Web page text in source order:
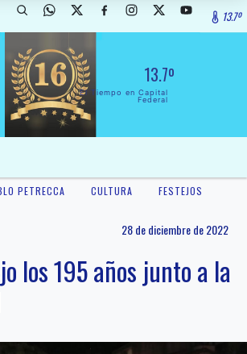
13.7º
13.7º
El Tiempo en Capital
Federal
PETRECCA CULTURA FESTEJOS
28 de diciembre de 2022
los 195 años junto a la